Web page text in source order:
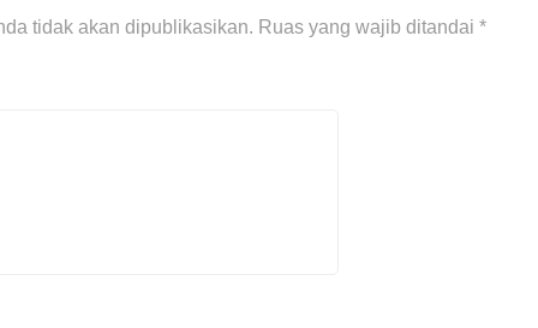
tidak akan dipublikasikan. Ruas yang wajib ditandai *